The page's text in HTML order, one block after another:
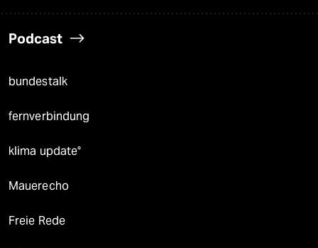
Podcast
bundestalk
fernverbindung
klima update°
Mauerecho
Freie Rede